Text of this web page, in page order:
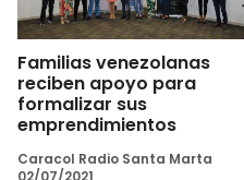
Familias venezolanas
reciben apoyo para
formalizar sus
emprendimientos
Caracol Radio Santa Marta
02/07/2021